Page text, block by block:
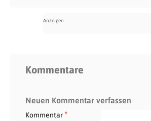
Kommentare
Neuen Kommentar verfassen
Kommentar*